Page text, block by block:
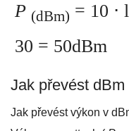
P (dBm) = 10 ⋅
30 = 50dBm
Jak převést dBm
Jak převést výkon v